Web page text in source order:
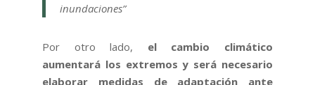
inundaciones”
Por otro lado, el cambio climático
aumentará los extremos y será necesario
elaborar medidas de adaptación ante